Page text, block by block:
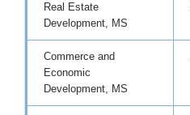
Real Estate
Development, MS
Commerce and
Economic
Development, MS